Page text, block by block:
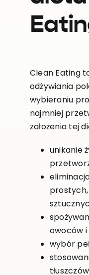
Clean Eating
odżywiania
wybieraniu
najmniej
założenia tej
unikanie
owoców
wybór